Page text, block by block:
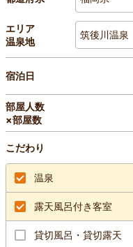
エリア
温泉地
筑後川温泉
宿泊日
部屋人数
×部屋数
こだわり
温泉
露天風呂付き客室
貸切風呂・貸切露天